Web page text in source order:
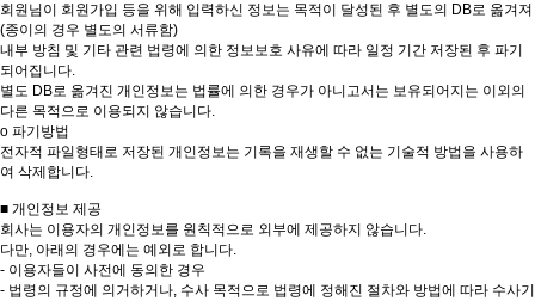
회원님이 회원가입 등을 위해 입력하신 정보는 목적이 달성된 후 별도의 DB로 옮겨져
(종이의 경우 별도의 서류함)
내부 방침 및 기타 관련 법령에 의한 정보보호 사유에 따라 일정 기간 저장된 후 파기
되어집니다.
별도 DB로 옮겨진 개인정보는 법률에 의한 경우가 아니고서는 보유되어지는 이외의
다른 목적으로 이용되지 않습니다.
ο 파기방법
전자적 파일형태로 저장된 개인정보는 기록을 재생할 수 없는 기술적 방법을 사용하
여 삭제합니다.
■ 개인정보 제공
회사는 이용자의 개인정보를 원칙적으로 외부에 제공하지 않습니다.
다만, 아래의 경우에는 예외로 합니다.
- 이용자들이 사전에 동의한 경우
- 법령의 규정에 의거하거나, 수사 목적으로 법령에 정해진 절차와 방법에 따라 수사기